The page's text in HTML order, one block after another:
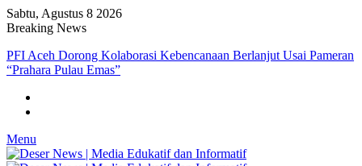
Sabtu, Agustus 8 2026
Breaking News
PFI Aceh Dorong Kolaborasi Kebencanaan Berlanjut Usai Pameran
“Prahara Pulau Emas”
Menu